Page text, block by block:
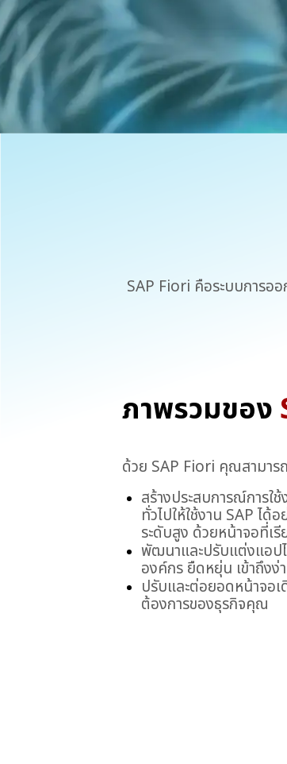
SAP Fiori คือระบบการอ
ภาพรวมของ
ด้วย SAP Fiori คุณสามารถ
สร้างประสบการณ์การใ
ทั่วไปให้ใช้งาน SAP ไ
ระดับสูง ด้วยหน้าจอที่เ
พัฒนาและปรับแต่งแอปไ
องค์กร ยืดหยุ่น เข้าถึงง่
ปรับและต่อยอดหน้าจอเ
ต้องการของธุรกิจคุณ